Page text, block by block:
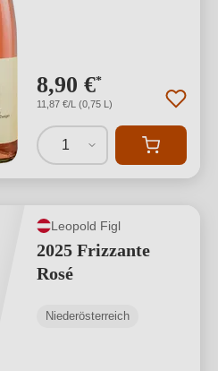
8,90 €*
11,87 €/L (0,75 L)
1
Leopold Figl
2025 Frizzante
Rosé
Niederösterreich